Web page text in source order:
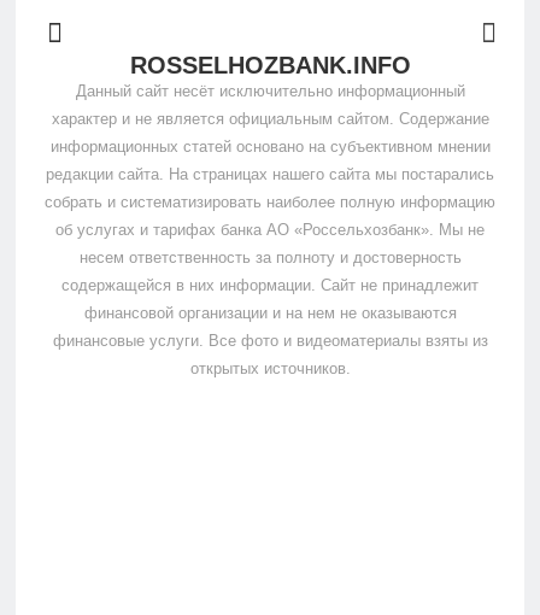
ROSSELHOZBANK.INFO
Данный сайт несёт исключительно информационный
характер и не является официальным сайтом. Содержание
информационных статей основано на субъективном мнении
редакции сайта. На страницах нашего сайта мы постарались
собрать и систематизировать наиболее полную информацию
об услугах и тарифах банка АО «Россельхозбанк». Мы не
несем ответственность за полноту и достоверность
содержащейся в них информации. Сайт не принадлежит
финансовой организации и на нем не оказываются
финансовые услуги. Все фото и видеоматериалы взяты из
открытых источников.